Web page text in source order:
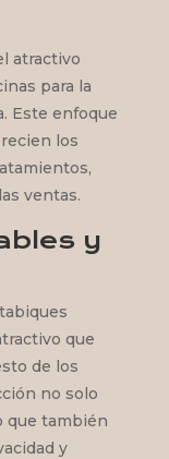
atractivo
para la
Este enfoque
los
ventas.
y
que
de los
no solo
que también
y